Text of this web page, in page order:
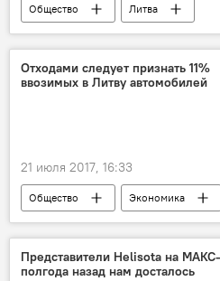
Общество
Литва
Отходами следует признать 11%
ввозимых в Литву автомобилей
21 июля 2017, 16:33
Общество Экономика
Кестутис Навицкас
импорт
экология
проверка
Представители Helisota на
полгода назад нам досталось